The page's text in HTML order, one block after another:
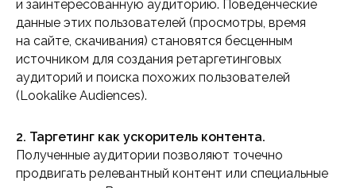
и заинтересованную аудиторию. Поведенческие
данные этих пользователей (просмотры, время
на сайте, скачивания) становятся бесценным
источником для создания ретаргетинговых
аудиторий и поиска похожих пользователей
(Lookalike Audiences).
2. Таргетинг как ускоритель контента.
Полученные аудитории позволяют точечно
продвигать релевантный контент или специальные